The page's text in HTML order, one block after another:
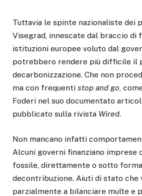
Tuttavia le spinte nazionaliste dei
Visegrad, innescate dal braccio di
istituzioni europee voluto dal
potrebbero rendere più difficile il
decarbonizzazione. Che non
ma con frequenti stop and go,
Foderi nel suo documentato
pubblicato sulla rivista Wired.
Non mancano infatti
Alcuni governi finanziano imprese
fossile, direttamente o sotto
decontribuzione. Aiuti di stato che
parzialmente a bilanciare multe e